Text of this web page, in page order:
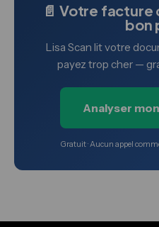
📄 Votre
bon
Lisa Scan lit votre
payez trop cher —
Analyser
Gratuit · Aucun appel